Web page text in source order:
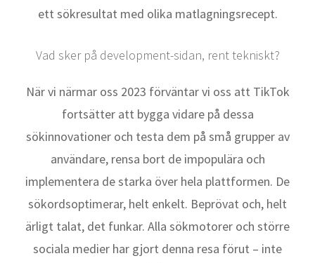
ett sökresultat med olika matlagningsrecept.
Vad sker på development-sidan, rent tekniskt?
När vi närmar oss 2023 förväntar vi oss att TikTok
fortsätter att bygga vidare på dessa
sökinnovationer och testa dem på små grupper av
användare, rensa bort de impopulära och
implementera de starka över hela plattformen. De
sökordsoptimerar, helt enkelt. Beprövat och, helt
ärligt talat, det funkar. Alla sökmotorer och större
sociala medier har gjort denna resa förut – inte